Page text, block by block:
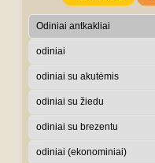
Odiniai antkakliai
odiniai
odiniai su akutėmis
odiniai su žiedu
odiniai su brezentu
odiniai (ekonominiai)